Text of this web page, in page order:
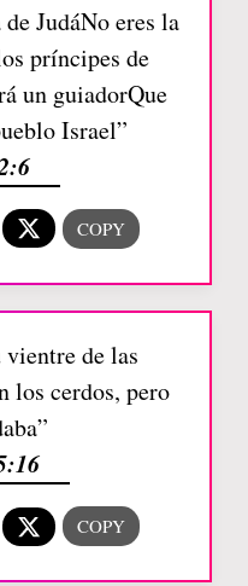
JudáNo eres la
príncipes de
un guiadorQue
Israel”
vientre de las
los cerdos, pero